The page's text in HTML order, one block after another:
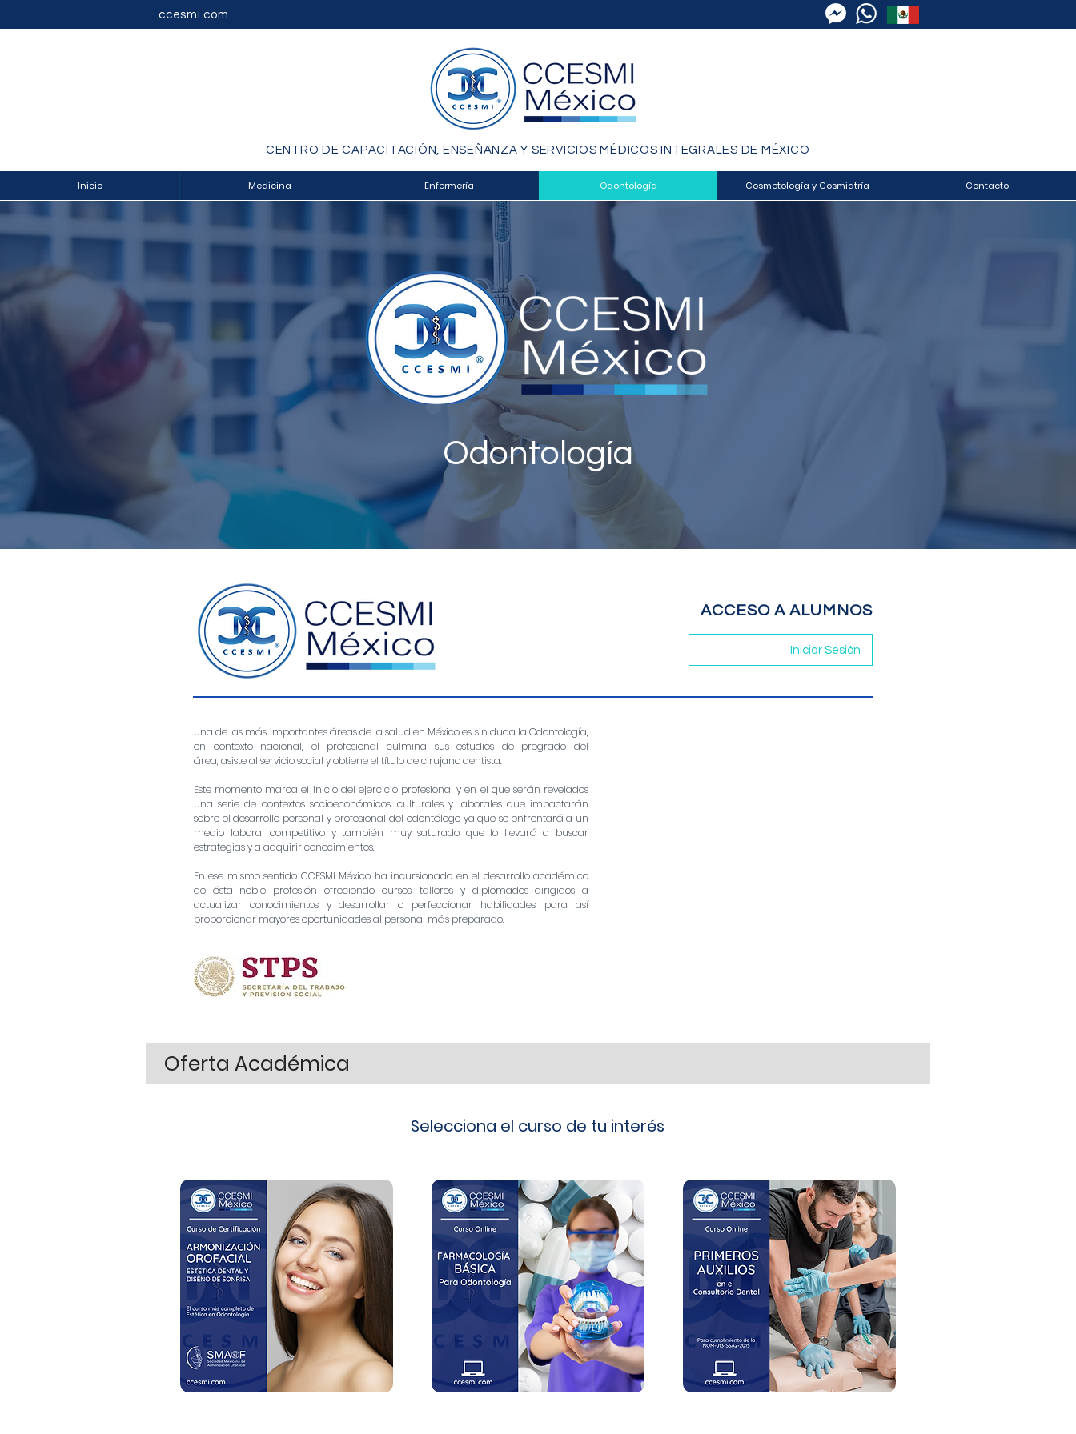
ccesmi.com
CENTRO DE CAPACITACIÓN, ENSEÑANZA Y SERVICIOS MÉDICOS INTEGRALES DE MÉXICO
Inicio Medicina Enfermería Odontología Cosmetología y Cosmiatría Contacto
Odontología
ACCESO A ALUMNOS
Iniciar Sesión
Una de las más importantes áreas de la salud en México es sin duda la Odontología,
en contexto nacional, el profesional culmina sus estudios de pregrado del
área, asiste al servicio social y obtiene el título de cirujano dentista.
Este momento marca el inicio del ejercicio profesional y en el que serán revelados
una serie de contextos socioeconómicos, culturales y laborales que impactarán
sobre el desarrollo personal y profesional del odontólogo ya que se enfrentará a un
medio laboral competitivo y también muy saturado que lo llevará a buscar
estrategias y a adquirir conocimientos.
En ese mismo sentido CCESMI México ha incursionado en el desarrollo académico
de ésta noble profesión ofreciendo cursos, talleres y diplomados dirigidos a
actualizar conocimientos y desarrollar o perfeccionar habilidades, para así
proporcionar mayores oportunidades al personal más preparado.
Oferta Académica
Selecciona el curso de tu interés